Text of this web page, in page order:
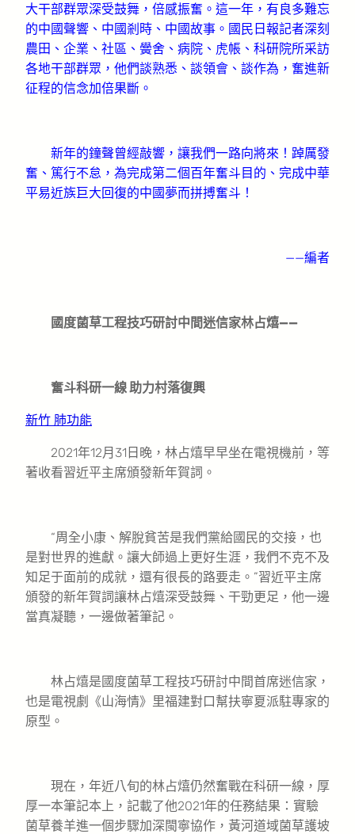
大干部群眾深受鼓舞，倍感振奮。這一年，有良多難忘
的中國聲響、中國剎時、中國故事。國民日報記者深刻
農田、企業、社區、黌舍、病院、虎帳、科研院所采訪
各地干部群眾，他們談熟悉、談領會、談作為，奮進新
征程的信念加倍果斷。
新年的鐘聲曾經敲響，讓我們一路向將來！踔厲發
奮、篤行不怠，為完成第二個百年奮斗目的、完成中華
平易近族巨大回復的中國夢而拼搏奮斗！
——編者
國度菌草工程技巧研討中間迷信家林占熺——
奮斗科研一線 助力村落復興
新竹 肺功能
2021年12月31日晚，林占熺早早坐在電視機前，等
著收看習近平主席頒發新年賀詞。
“周全小康、解脫貧苦是我們黨給國民的交接，也
是對世界的進獻。讓大師過上更好生涯，我們不克不及
知足于面前的成就，還有很長的路要走。”習近平主席
頒發的新年賀詞讓林占熺深受鼓舞、干勁更足，他一邊
當真凝聽，一邊做著筆記。
林占熺是國度菌草工程技巧研討中間首席迷信家，
也是電視劇《山海情》里福建對口幫扶寧夏派駐專家的
原型。
現在，年近八旬的林占熺仍然奮戰在科研一線，厚
厚一本筆記本上，記載了他2021年的任務結果：實驗
菌草養羊進一個步驟加深閩寧協作，黃河道域菌草護坡